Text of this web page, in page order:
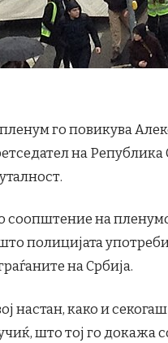
го повикува
на
соопштение на
полицијата
на Србија.
настан, како и
што тој го докажа